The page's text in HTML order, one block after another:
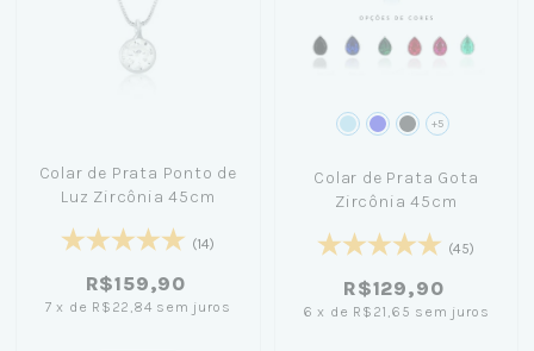
Colar de Prata Ponto de
Luz Zircônia 45cm
(14)
R$159,90
7 x de R$22,84 sem juros
+5
Colar de Prata Gota
Zircônia 45cm
(45)
R$129,90
6 x de R$21,65 sem juros